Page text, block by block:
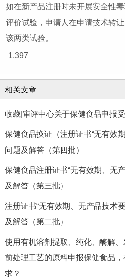
如在新产品注册时未开展安全性
评价试验，申请人在申请技术转
该两类试验。
1,397
相关文章
收藏|审评中心关于保健食品申报
保健食品换证（注册证书“无有效
问题及解答（第四批）
保健食品注册证书“无有效期、无
及解答（第三批）
注册证书“无有效期、无产品技术
及解答（第二批）
使用有机溶剂提取、纯化、酶解
前处理工艺的原料申报保健食品
求？